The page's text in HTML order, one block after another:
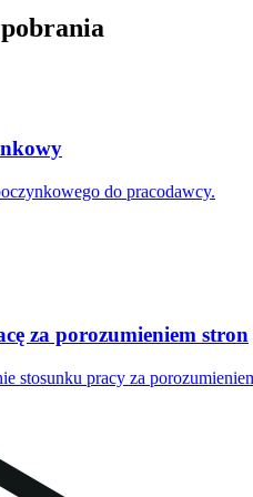
do pracodawcy.
za porozumieniem stron
stosunku pracy za